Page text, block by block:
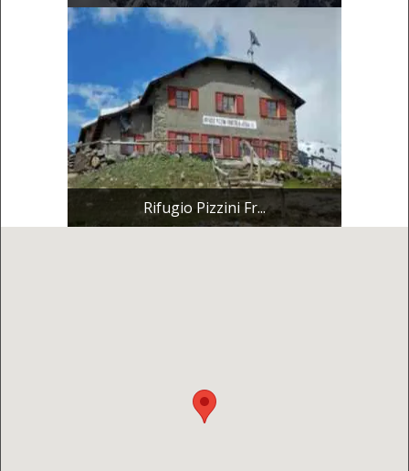
Rifugio Pizzini Fr...